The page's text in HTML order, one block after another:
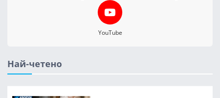
YouTube
Най-четено